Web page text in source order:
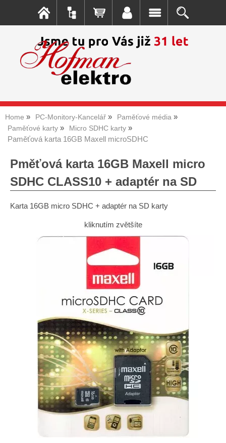
Home PC-Monitory-Kancelář
Paměťové média
Paměťové karty
Micro SDHC karty
Paměťová karta 16GB Maxell microSDHC
Pměťová karta 16GB Maxell micro
SDHC CLASS10 + adaptér na SD
Karta 16GB micro SDHC + adaptér na SD karty
kliknutím zvětšíte